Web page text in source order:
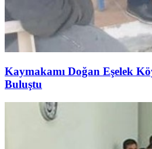
Kaymakamı Doğan Eşelek
Buluştu